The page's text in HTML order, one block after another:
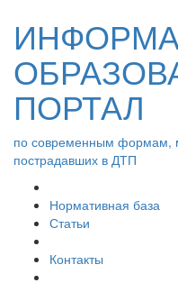
ПОРТАЛ
по современным формам,
пострадавших в ДТП
Нормативная база
Статьи
Контакты